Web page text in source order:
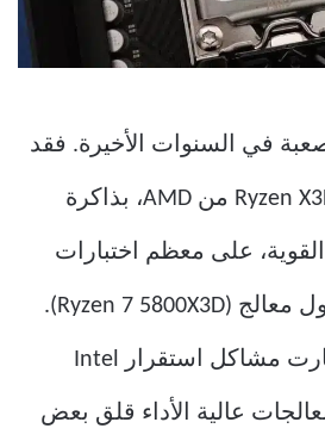
في السنوات الأخيرة. فقد
سيطرت معالجات Ryzen X3D من AMD، بذاكرة
التخزين المؤقت L3 القوية، على معظم اختبارات
الألعاب منذ إصدار أول معالج (Ryzen 7 5800X3D).
في الوقت نفسه، أثارت مشاكل استقرار Intel
عالية الأداء قلق بعض